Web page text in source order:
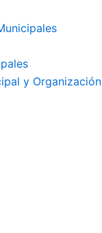
y Organización